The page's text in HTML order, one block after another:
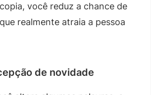
você reduz a chance de
realmente atraia a pessoa
de novidade